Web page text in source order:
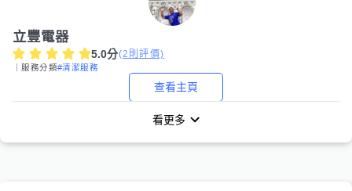
立豐電器
5.0分(2 則評價)
｜服務分類#清潔服務
查看主頁
看更多